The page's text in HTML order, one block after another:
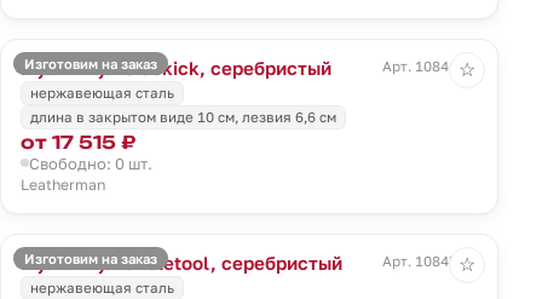
Изготовим на заказ
Мультитул Sidekick, серебристый
Арт. 10841.10
нержавеющая сталь
длина в закрытом виде 10 см, лезвия 6,6 см
от 17 515 ₽
Свободно: 0 шт.
Leatherman
☆
Изготовим на заказ
Мультитул Skeletool, серебристый
Арт. 10845.10
нержавеющая сталь
☆